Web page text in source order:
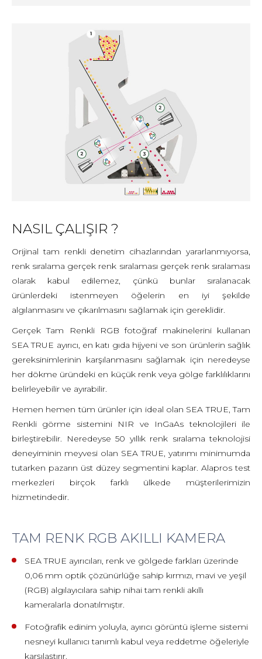
NASIL ÇALIŞIR ?
Orijinal tam renkli denetim cihazlarından yararlanmıyorsa,
renk sıralama gerçek renk sıralaması gerçek renk sıralaması
olarak kabul edilemez, çünkü bunlar sıralanacak
ürünlerdeki istenmeyen öğelerin en iyi şekilde
algılanmasını ve çıkarılmasını sağlamak için gereklidir.
Gerçek Tam Renkli RGB fotoğraf makinelerini kullanan
SEA TRUE ayırıcı, en katı gıda hijyeni ve son ürünlerin sağlık
gereksinimlerinin karşılanmasını sağlamak için neredeyse
her dökme üründeki en küçük renk veya gölge farklılıklarını
belirleyebilir ve ayırabilir.
Hemen hemen tüm ürünler için ideal olan SEA TRUE, Tam
Renkli görme sistemini NIR ve InGaAs teknolojileri ile
birleştirebilir. Neredeyse 50 yıllık renk sıralama teknolojisi
deneyiminin meyvesi olan SEA TRUE, yatırımı minimumda
tutarken pazarın üst düzey segmentini kaplar. Alapros test
merkezleri birçok farklı ülkede müşterilerimizin
hizmetindedir.
TAM RENK RGB AKILLI KAMERA
SEA TRUE ayırıcıları, renk ve gölgede farkları üzerinde
0,06 mm optik çözünürlüğe sahip kırmızı, mavi ve yeşil
(RGB) algılayıcılara sahip nihai tam renkli akıllı
kameralarla donatılmıştır.
Fotoğrafik edinim yoluyla, ayırıcı görüntü işleme sistemi
nesneyi kullanıcı tanımlı kabul veya reddetme öğeleriyle
karşılaştırır.